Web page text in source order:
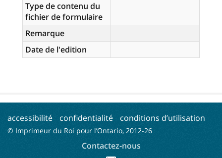
Type de contenu du
fichier de formulaire
Remarque
Date de l'edition
accessibilité confidentialité conditions d’utilisation
© Imprimeur du Roi pour l’Ontario, 2012-26
Contactez-nous